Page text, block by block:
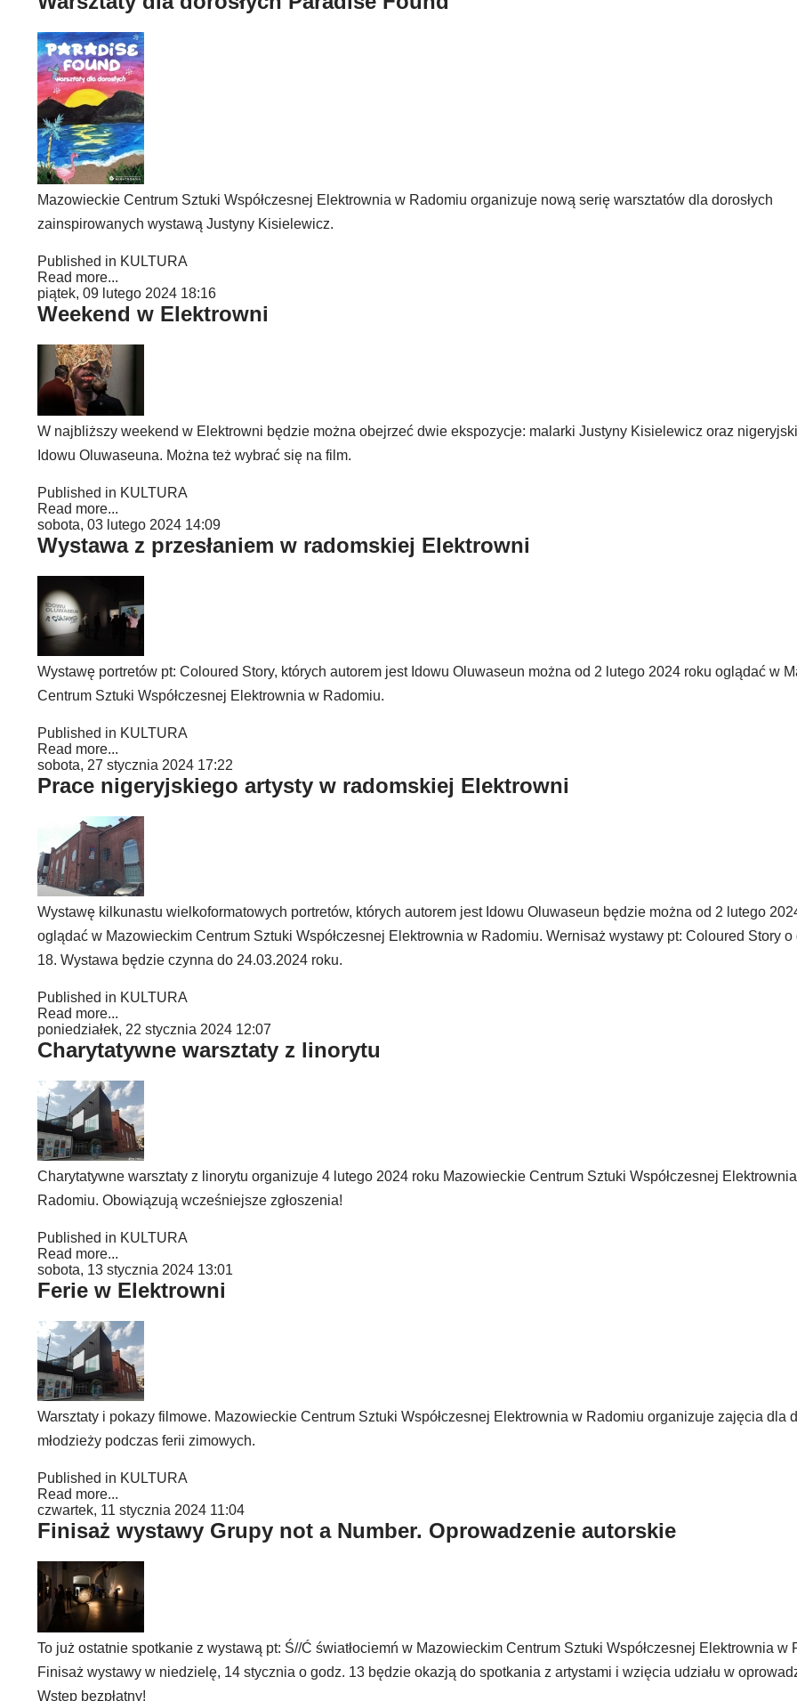
Mazowieckie Centrum Sztuki Współczesnej Elektrownia w Radomiu organizuje nową serię warsztatów dla dorosłych
zainspirowanych wystawą Justyny Kisielewicz.
Published in KULTURA
Read more...
piątek, 09 lutego 2024 18:16
Weekend w Elektrowni
W najbliższy weekend w Elektrowni będzie można obejrzeć dwie ekspozycje: malarki Justyny Kisielewicz oraz
Idowu Oluwaseuna. Można też wybrać się na film.
Published in KULTURA
Read more...
sobota, 03 lutego 2024 14:09
Wystawa z przesłaniem w radomskiej Elektrowni
Wystawę portretów pt: Coloured Story, których autorem jest Idowu Oluwaseun można od 2 lutego 2024 roku oglądać w
Centrum Sztuki Współczesnej Elektrownia w Radomiu.
Published in KULTURA
Read more...
sobota, 27 stycznia 2024 17:22
Prace nigeryjskiego artysty w radomskiej Elektrowni
Wystawę kilkunastu wielkoformatowych portretów, których autorem jest Idowu Oluwaseun będzie można od 2 lutego
oglądać w Mazowieckim Centrum Sztuki Współczesnej Elektrownia w Radomiu. Wernisaż wystawy pt: Coloured Story o
18. Wystawa będzie czynna do 24.03.2024 roku.
Published in KULTURA
Read more...
poniedziałek, 22 stycznia 2024 12:07
Charytatywne warsztaty z linorytu
Charytatywne warsztaty z linorytu organizuje 4 lutego 2024 roku Mazowieckie Centrum Sztuki Współczesnej
Radomiu. Obowiązują wcześniejsze zgłoszenia!
Published in KULTURA
Read more...
sobota, 13 stycznia 2024 13:01
Ferie w Elektrowni
Warsztaty i pokazy filmowe. Mazowieckie Centrum Sztuki Współczesnej Elektrownia w Radomiu organizuje zajęcia dla
młodzieży podczas ferii zimowych.
Published in KULTURA
Read more...
czwartek, 11 stycznia 2024 11:04
Finisaż wystawy Grupy not a Number. Oprowadzenie autorskie
To już ostatnie spotkanie z wystawą pt: Ś//Ć światłociemń w Mazowieckim Centrum Sztuki Współczesnej Elektrownia w
Finisaż wystawy w niedzielę, 14 stycznia o godz. 13 będzie okazją do spotkania z artystami i wzięcia udziału w
Wstęp bezpłatny!